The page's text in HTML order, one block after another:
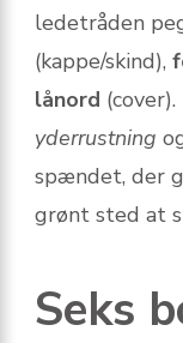
ledetråden
(kappe/skind),
lånord
yderrustning
spændet, der
grønt sted at
Seks